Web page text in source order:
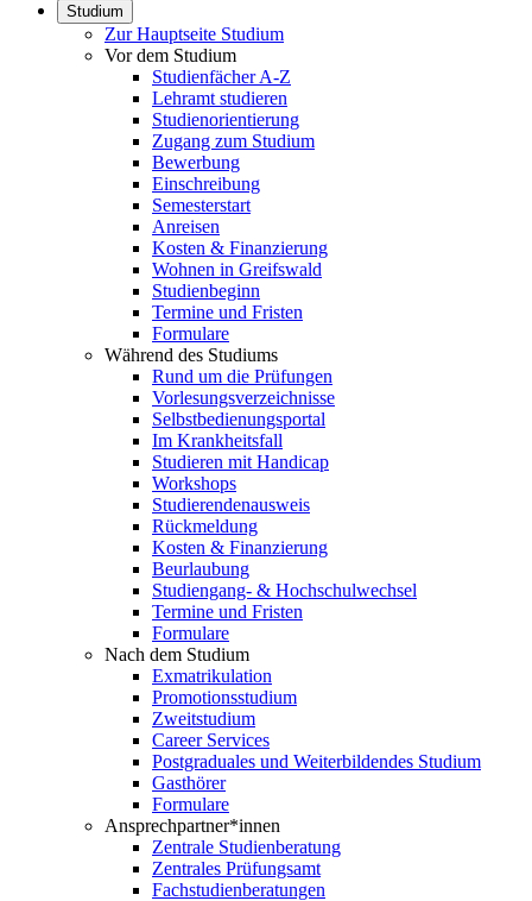
Studium
Zur Hauptseite Studium
Vor dem Studium
Studienfächer A-Z
Lehramt studieren
Studienorientierung
Zugang zum Studium
Bewerbung
Einschreibung
Semesterstart
Anreisen
Kosten & Finanzierung
Wohnen in Greifswald
Studienbeginn
Termine und Fristen
Formulare
Während des Studiums
Rund um die Prüfungen
Vorlesungsverzeichnisse
Selbstbedienungsportal
Im Krankheitsfall
Studieren mit Handicap
Workshops
Studierendenausweis
Rückmeldung
Kosten & Finanzierung
Beurlaubung
Studiengang- & Hochschulwechsel
Termine und Fristen
Formulare
Nach dem Studium
Exmatrikulation
Promotionsstudium
Zweitstudium
Career Services
Postgraduales und Weiterbildendes Studium
Gasthörer
Formulare
Ansprechpartner*innen
Zentrale Studienberatung
Zentrales Prüfungsamt
Fachstudienberatungen